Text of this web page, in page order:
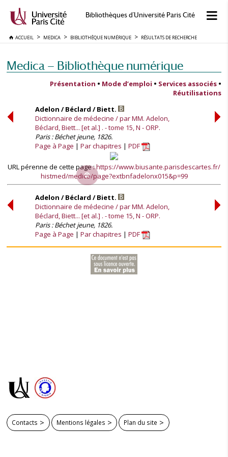
Bibliothèques d'Université Paris Cité
ACCUEIL MEDICA BIBLIOTHÈQUE NUMÉRIQUE RÉSULTATS DE RECHERCHE
Medica — Bibliothèque numérique
Présentation • Mode d’emploi • Services associés •
Réutilisations
Adelon / Béclard / Biett.
Dictionnaire de médecine / par MM. Adelon,
Béclard, Biett... [et al.] . - tome 15, N - ORP.
Paris : Béchet jeune, 1826.
Page à Page
Par chapitres PDF
URL pérenne de cette page :https://www.biusante.parisdescartes.fr/
histmed/medica/page?extbnfadelonx015&p=99
Adelon / Béclard / Biett.
Dictionnaire de médecine / par MM. Adelon,
Béclard, Biett... [et al.] . - tome 15, N - ORP.
Paris : Béchet jeune, 1826.
Page à Page
Par chapitres PDF
Contacts Mentions légales Plan du site